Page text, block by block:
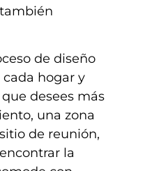
de diseño
hogar y
que desees más
una zona
de reunión,
la